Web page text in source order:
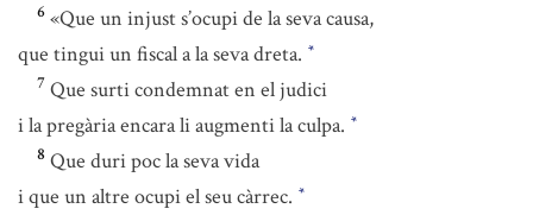
6 «Que un injust s’ocupi de la seva causa,
que tingui un fiscal a la seva dreta. *
7 Que surti condemnat en el judici
i la pregària encara li augmenti la culpa. *
8 Que duri poc la seva vida
i que un altre ocupi el seu càrrec. *